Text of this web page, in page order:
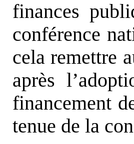
finances
conférence
cela remettre
après
financement
tenue de la